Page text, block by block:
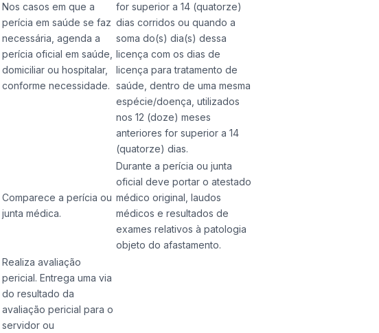
Nos casos em que a
perícia em saúde se faz
necessária, agenda a
perícia oficial em saúde,
domiciliar ou hospitalar,
conforme necessidade.
for superior a 14 (quatorze)
dias corridos ou quando a
soma do(s) dia(s) dessa
licença com os dias de
licença para tratamento de
saúde, dentro de uma mesma
espécie/doença, utilizados
nos 12 (doze) meses
anteriores for superior a 14
(quatorze) dias.
Comparece a perícia ou
junta médica.
Durante a perícia ou junta
oficial deve portar o atestado
médico original, laudos
médicos e resultados de
exames relativos à patologia
objeto do afastamento.
Realiza avaliação
pericial. Entrega uma via
do resultado da
avaliação pericial para o
servidor ou